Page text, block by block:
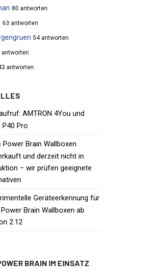
80 antworten
63 antworten
54 antworten
antworten
antworten
AMTRON 4You und
P40 Pro
Power Brain Wallboxen
und derzeit nicht in
– wir prüfen geeignete
Geräteerkennung für
Brain Wallboxen ab
2.12
BRAIN IM EINSATZ